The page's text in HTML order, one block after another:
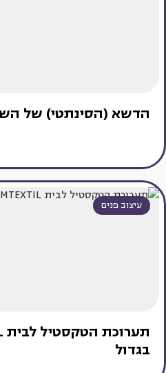
הדשא (הסינתטי) של
עיצוב פנים
בגדול